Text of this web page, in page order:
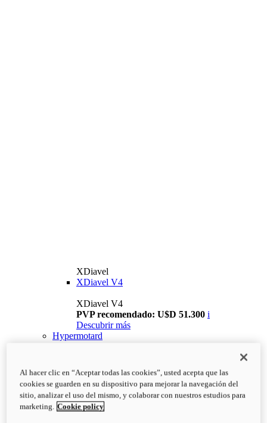
XDiavel
XDiavel V4
XDiavel V4
PVP recomendado: U$D 51.300 i
Descubrir más
Hypermotard
Al hacer clic en “Aceptar todas las cookies”, usted acepta que las
cookies se guarden en su dispositivo para mejorar la navegación del
sitio, analizar el uso del mismo, y colaborar con nuestros estudios para
marketing. Cookie policy